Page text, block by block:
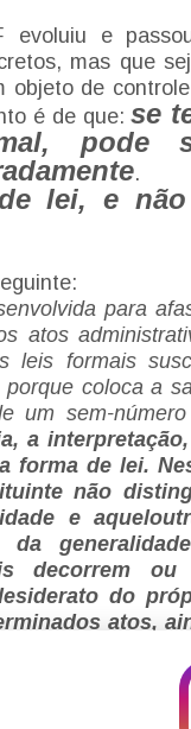
evoluiu e
mas que
objeto de
é de que:se
pode
.
lei, e
para
atos
leis formais
coloca a
um sem-
a
forma de lei.
não
e
da
decorrem ou
do
atos,
sob a
que institui
mista,